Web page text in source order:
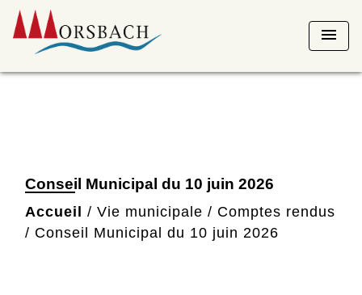
menu
Conseil Municipal du 10 juin 2026
Accueil / Vie municipale / Comptes rendus
/ Conseil Municipal du 10 juin 2026